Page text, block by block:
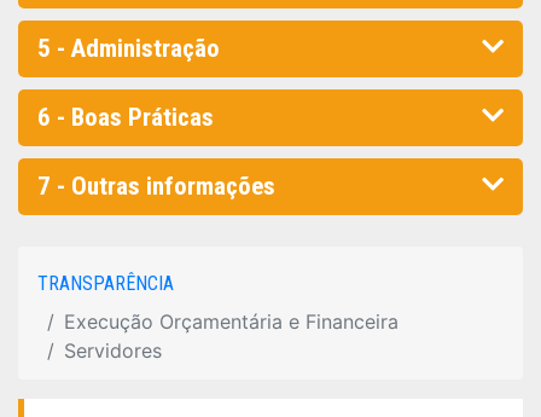
5 - Administração
6 - Boas Práticas
7 - Outras informações
TRANSPARÊNCIA
Execução Orçamentária e Financeira
Servidores